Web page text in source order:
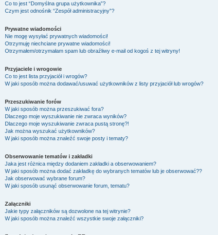
Co to jest “Domyślna grupa użytkownika”?
Czym jest odnośnik “Zespół administracyjny”?
Prywatne wiadomości
Nie mogę wysyłać prywatnych wiadomości!
Otrzymuję niechciane prywatne wiadomości!
Otrzymałem/otrzymałam spam lub obraźliwy e-mail od kogoś z tej witryny!
Przyjaciele i wrogowie
Co to jest lista przyjaciół i wrogów?
W jaki sposób można dodawać/usuwać użytkowników z listy przyjaciół lub wrogów?
Przeszukiwanie forów
W jaki sposób można przeszukiwać fora?
Dlaczego moje wyszukiwanie nie zwraca wyników?
Dlaczego moje wyszukiwanie zwraca pustą stronę?!
Jak można wyszukać użytkowników?
W jaki sposób można znaleźć swoje posty i tematy?
Obserwowanie tematów i zakładki
Jaka jest różnica między dodaniem zakładki a obserwowaniem?
W jaki sposób można dodać zakładkę do wybranych tematów lub je obserwować??
Jak obserwować wybrane forum?
W jaki sposób usunąć obserwowanie forum, tematu?
Załączniki
Jakie typy załączników są dozwolone na tej witrynie?
W jaki sposób można znaleźć wszystkie swoje załączniki?